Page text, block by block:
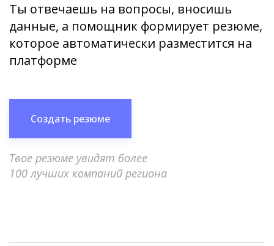
Ты отвечаешь на вопросы, вносишь
данные, а помощник формирует резюме,
которое автоматически разместится на
платформе
Создать резюме
Твое резюме увидят более
100 лучших компаний региона